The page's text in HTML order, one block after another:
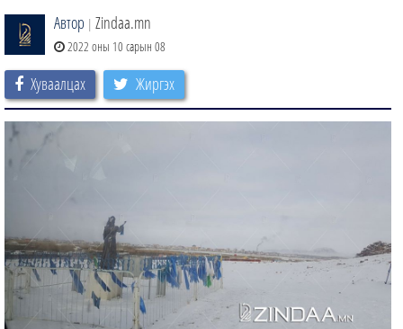
Автор | Zindaa.mn
2022 оны 10 сарын 08
Хуваалцах Жиргэх